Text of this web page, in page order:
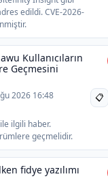
edildi. CVE-2026-
Kullanıcıların
Geçmesini
2026 16:48
ilgili haber.
geçmelidir.
📋
fidye yazılımı